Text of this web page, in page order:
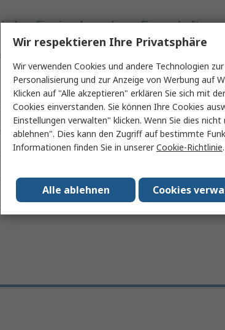
Sie ein oder mehrere Eigenschaften
Seeed Studio
Raspberry Pi HAT
ReSpeaker Dual Microphone HAT
/ Baugröße
Wir respektieren Ihre Privatsphäre
Wir verwenden Cookies und andere Technologien
Personalisierung und zur Anzeige von Werbung auf
Klicken auf "Alle akzeptieren" erklären Sie sich mit
Cookies einverstanden. Sie können Ihre Cookies
Einstellungen verwalten" klicken. Wenn Sie dies
ablehnen". Dies kann den Zugriff auf bestimmte
Informationen finden Sie in unsererCookie-Richtlinie.
Cookies
Alle ablehnen